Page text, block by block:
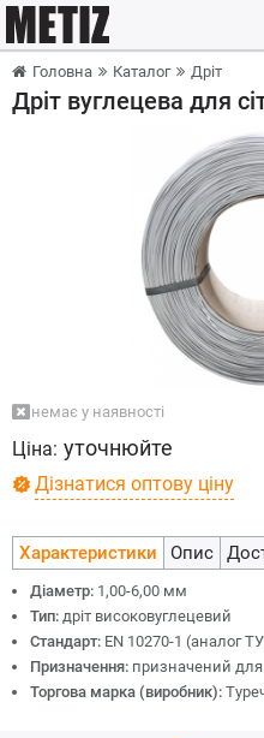
Головна Каталог Дріт
Дріт вуглецева для
немає у наявності
Ціна: уточнюйте
Дізнатися оптову ціну
Характеристики Опис
Діаметр: 1,00-6,00 мм
Тип: дріт високовуглецевий
Стандарт: ЕN 10270-1 (аналог
Призначення: призначений для
Торгова марка (виробник):